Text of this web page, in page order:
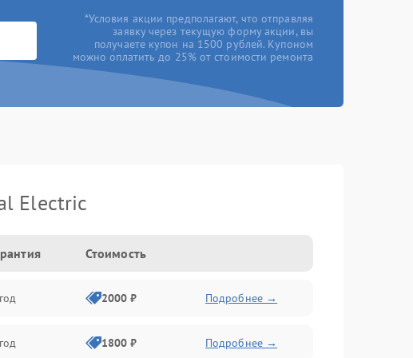
*Условия акции предполагают, что отправляя
заявку через текущую форму акции, вы
получаете купон на 1500 рублей. Купоном
можно оплатить до 25% от стоимости ремонта
Electric
Стоимость
2000 ₽ Подробнее →
1800 ₽ Подробнее →